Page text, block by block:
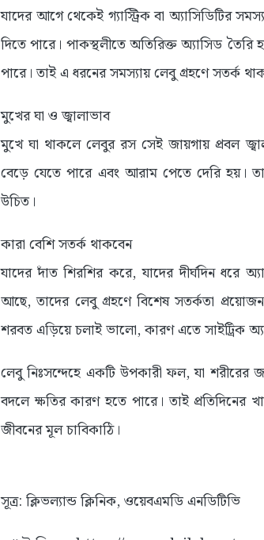
যাদের আগে থেকেই গ্যাস্ট্রিক বা অ্যাসিডিটির
দিতে পারে। পাকস্থলীতে অতিরিক্ত অ্যাসিড
পারে। তাই এ ধরনের সমস্যায় লেবু গ্রহণে সতর্ক
মুখের ঘা ও জ্বালাভাব
মুখে ঘা থাকলে লেবুর রস সেই জায়গায় প্রবল
বেড়ে যেতে পারে এবং আরাম পেতে দেরি হয়।
উচিত।
কারা বেশি সতর্ক থাকবেন
যাদের দাঁত শিরশির করে, যাদের দীর্ঘদিন ধরে
আছে, তাদের লেবু গ্রহণে বিশেষ সতর্কতা
শরবত এড়িয়ে চলাই ভালো, কারণ এতে সাইট্রিক
লেবু নিঃসন্দেহে একটি উপকারী ফল, যা
বদলে ক্ষতির কারণ হতে পারে। তাই প্রতিদিনের
জীবনের মূল চাবিকাঠি।
সূত্র: ক্লিভল্যান্ড ক্লিনিক, ওয়েবএমডি এনডিটিভি